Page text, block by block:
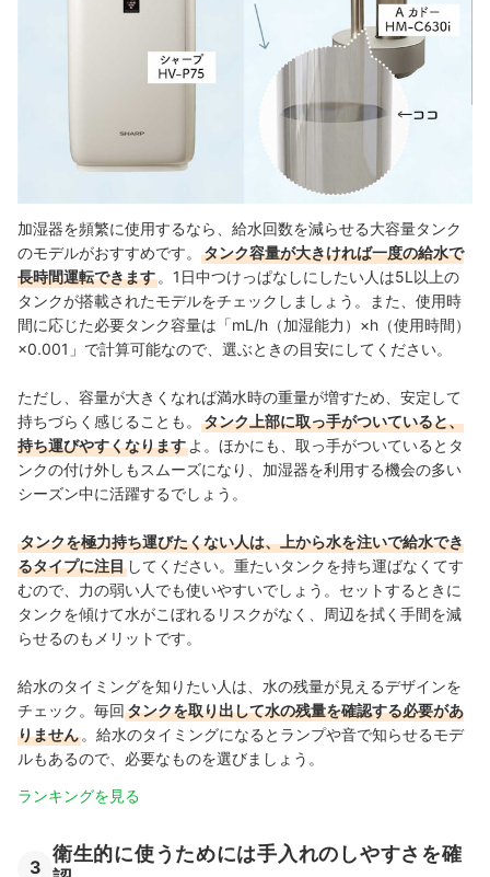
加湿器を頻繁に使用するなら、給水回数を減らせる大容量タンク
のモデルがおすすめです。
タンク容量が大きければ一度の給水で
長時間運転できます。1日中つけっぱなしにしたい人は5L以上の
タンクが搭載されたモデルをチェックしましょう。また、使用時
間に応じた必要タンク容量は「mL/h（加湿能力）×h（使用時間）
×0.001」で計算可能なので、選ぶときの目安にしてください。
ただし、容量が大きくなれば満水時の重量が増すため、安定して
持ちづらく感じることも。
タンク上部に取っ手がついていると、
持ち運びやすくなりますよ。ほかにも、取っ手がついているとタ
ンクの付け外しもスムーズになり、加湿器を利用する機会の多い
シーズン中に活躍するでしょう。
タンクを極力持ち運びたくない人は、上から水を注いで給水でき
るタイプに注目 してください。重たいタンクを持ち運ばなくてす
むので、力の弱い人でも使いやすいでしょう。セットするときに
タンクを傾けて水がこぼれるリスクがなく、周辺を拭く手間を減
らせるのもメリットです。
給水のタイミングを知りたい人は、水の残量が見えるデザインを
チェック。毎回 タンクを取り出して水の残量を確認する必要があ
りません。給水のタイミングになるとランプや音で知らせるモデ
ルもあるので、必要なものを選びましょう。
ランキングを見る
3
衛生的に使うためには手入れのしやすさを確